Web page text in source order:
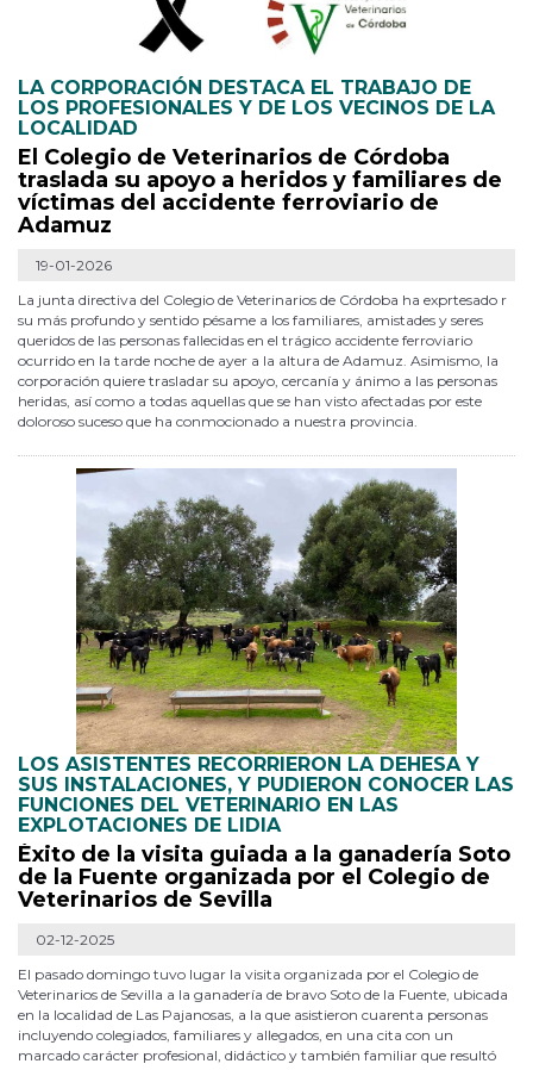
LA CORPORACIÓN DESTACA EL TRABAJO DE
LOS PROFESIONALES Y DE LOS VECINOS DE LA
LOCALIDAD
El Colegio de Veterinarios de Córdoba
traslada su apoyo a heridos y familiares de
víctimas del accidente ferroviario de
Adamuz
19-01-2026
La junta directiva del Colegio de Veterinarios de Córdoba ha exprtesado r
su más profundo y sentido pésame a los familiares, amistades y seres
queridos de las personas fallecidas en el trágico accidente ferroviario
ocurrido en la tarde noche de ayer a la altura de Adamuz. Asimismo, la
corporación quiere trasladar su apoyo, cercanía y ánimo a las personas
heridas, así como a todas aquellas que se han visto afectadas por este
doloroso suceso que ha conmocionado a nuestra provincia.
LOS ASISTENTES RECORRIERON LA DEHESA Y
SUS INSTALACIONES, Y PUDIERON CONOCER LAS
FUNCIONES DEL VETERINARIO EN LAS
EXPLOTACIONES DE LIDIA
Éxito de la visita guiada a la ganadería Soto
de la Fuente organizada por el Colegio de
Veterinarios de Sevilla
02-12-2025
El pasado domingo tuvo lugar la visita organizada por el Colegio de
Veterinarios de Sevilla a la ganadería de bravo Soto de la Fuente, ubicada
en la localidad de Las Pajanosas, a la que asistieron cuarenta personas
incluyendo colegiados, familiares y allegados, en una cita con un
marcado carácter profesional, didáctico y también familiar que resultó